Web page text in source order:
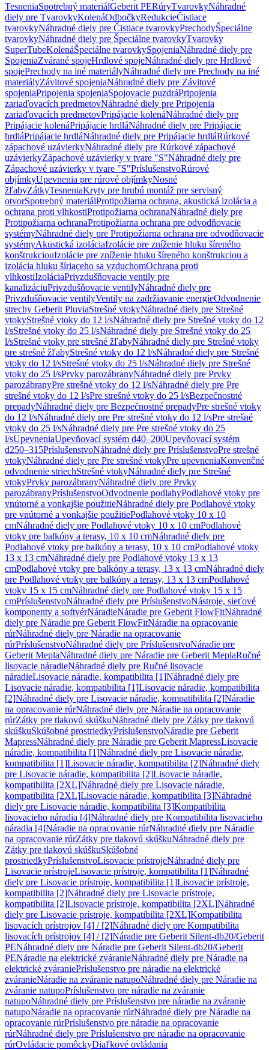
TesneniaSpotrebný materiálGeberit PERúryTvarovkyNáhradné
diely pre TvarovkyKolenáOdbočkyRedukcieČistiace
tvarovkyNáhradné diely pre Čistiace tvarovkyPrechodyŠpeciálne
tvarovkyNáhradné diely pre Špeciálne tvarovkyTvarovky
SuperTubeKolenáŠpeciálne tvarovkySpojeniaNáhradné diely pre
SpojeniaZvárané spojeHrdlové spojeNáhradné diely pre Hrdlové
spojePrechody na iné materiályNáhradné diely pre Prechody na iné
materiályZávitové spojeniaNáhradné diely pre Závitové
spojeniaPripojenia spojeniaSpojovacie puzdráPripojenia
zariaďovacích predmetovNáhradné diely pre Pripojenia
zariaďovacích predmetovPripájacie kolenáNáhradné diely pre
Pripájacie kolenáPripájacie hrdláNáhradné diely pre Pripájacie
hrdláPripájacie hrdláNáhradné diely pre Pripájacie hrdláRúrkové
zápachové uzávierkyNáhradné diely pre Rúrkové zápachové
uzávierkyZápachové uzávierky v tvare "S"Náhradné diely pre
Zápachové uzávierky v tvare "S"PríslušenstvoRúrové
objímkyUpevnenia pre rúrové objímkyNosné
žľabyZátkyTesneniaKryty pre hrubú montáž pre servisný
otvorSpotrebný materiálProtipožiarna ochrana, akustická izolácia a
ochrana proti vlhkostiProtipožiarna ochranaNáhradné diely pre
Protipožiarna ochranaProtipožiarna ochrana pre odvodňovacie
systémyNáhradné diely pre Protipožiarna ochrana pre odvodňovacie
systémyAkustická izoláciaIzolácie pre zníženie hluku šíreného
konštrukciouIzolácie pre zníženie hluku šíreného konštrukciou a
izolácia hluku šíriaceho sa vzduchomOchrana proti
vlhkostiIzoláciaPrivzdušňovacie ventily pre
kanalizáciuPrivzdušňovacie ventilyNáhradné diely pre
Privzdušňovacie ventilyVentily na zadržiavanie energieOdvodnenie
strechy Geberit PluviaStrešné vtokyNáhradné diely pre Strešné
vtokyStrešné vtoky do 12 l/sNáhradné diely pre Strešné vtoky do 12
l/sStrešné vtoky do 25 l/sNáhradné diely pre Strešné vtoky do 25
l/sStrešné vtoky pre strešné žľabyNáhradné diely pre Strešné vtoky
pre strešné žľabyStrešné vtoky do 12 l/sNáhradné diely pre Strešné
vtoky do 12 l/sStrešné vtoky do 25 l/sNáhradné diely pre Strešné
vtoky do 25 l/sPrvky parozábranyNáhradné diely pre Prvky
parozábranyPre strešné vtoky do 12 l/sNáhradné diely pre Pre
strešné vtoky do 12 l/sPre strešné vtoky do 25 l/sBezpečnostné
prepadyNáhradné diely pre Bezpečnostné prepadyPre strešné vtoky
do 12 l/sNáhradné diely pre Pre strešné vtoky do 12 l/sPre strešné
vtoky do 25 l/sNáhradné diely pre Pre strešné vtoky do 25
l/sUpevneniaUpevňovací systém d40–200Upevňovací systém
d250–315PríslušenstvoNáhradné diely pre PríslušenstvoPre strešné
vtokyNáhradné diely pre Pre strešné vtokyPre upevneniaKonvenčné
odvodnenie striechStrešné vtokyNáhradné diely pre Strešné
vtokyPrvky parozábranyNáhradné diely pre Prvky
parozábranyPríslušenstvoOdvodnenie podlahyPodlahové vtoky pre
vnútorné a vonkajšie použitieNáhradné diely pre Podlahové vtoky
pre vnútorné a vonkajšie použitiePodlahové vtoky 10 x 10
cmNáhradné diely pre Podlahové vtoky 10 x 10 cmPodlahové
vtoky pre balkóny a terasy, 10 x 10 cmNáhradné diely pre
Podlahové vtoky pre balkóny a terasy, 10 x 10 cmPodlahové vtoky
13 x 13 cmNáhradné diely pre Podlahové vtoky 13 x 13
cmPodlahové vtoky pre balkóny a terasy, 13 x 13 cmNáhradné diely
pre Podlahové vtoky pre balkóny a terasy, 13 x 13 cmPodlahové
vtoky 15 x 15 cmNáhradné diely pre Podlahové vtoky 15 x 15
cmPríslušenstvoNáhradné diely pre PríslušenstvoNástroje, sieťové
komponenty a softvérNáradieNáradie pre Geberit FlowFitNáhradné
diely pre Náradie pre Geberit FlowFitNáradie na opracovanie
rúrNáhradné diely pre Náradie na opracovanie
rúrPríslušenstvoNáhradné diely pre PríslušenstvoNáradie pre
Geberit MeplaNáhradné diely pre Náradie pre Geberit MeplaRučné
lisovacie náradieNáhradné diely pre Ručné lisovacie
náradieLisovacie náradie, kompatibilita [1]Náhradné diely pre
Lisovacie náradie, kompatibilita [1]Lisovacie náradie, kompatibilita
[2]Náhradné diely pre Lisovacie náradie, kompatibilita [2]Náradie
na opracovanie rúrNáhradné diely pre Náradie na opracovanie
rúrZátky pre tlakovú skúškuNáhradné diely pre Zátky pre tlakovú
skúškuSkúšobné prostriedkyPríslušenstvoNáradie pre Geberit
MapressNáhradné diely pre Náradie pre Geberit MapressLisovacie
náradie, kompatibilita [1]Náhradné diely pre Lisovacie náradie,
kompatibilita [1]Lisovacie náradie, kompatibilita [2]Náhradné diely
pre Lisovacie náradie, kompatibilita [2]Lisovacie náradie,
kompatibilita [2XL]Náhradné diely pre Lisovacie náradie,
kompatibilita [2XL]Lisovacie náradie, kompatibilita [3]Náhradné
diely pre Lisovacie náradie, kompatibilita [3]Kompatibilita
lisovacieho náradia [4]Náhradné diely pre Kompatibilita lisovacieho
náradia [4]Náradie na opracovanie rúrNáhradné diely pre Náradie
na opracovanie rúrZátky pre tlakovú skúškuNáhradné diely pre
Zátky pre tlakovú skúškuSkúšobné
prostriedkyPríslušenstvoLisovacie prístrojeNáhradné diely pre
Lisovacie prístrojeLisovacie prístroje, kompatibilita [1]Náhradné
diely pre Lisovacie prístroje, kompatibilita [1]Lisovacie prístroje,
kompatibilita [2]Náhradné diely pre Lisovacie prístroje,
kompatibilita [2]Lisovacie prístroje, kompatibilita [2XL]Náhradné
diely pre Lisovacie prístroje, kompatibilita [2XL]Kompatibilita
lisovacích prístrojov [4] / [2]Náhradné diely pre Kompatibilita
lisovacích prístrojov [4] / [2]Náradie pre Geberit Silent-db20/Geberit
PENáhradné diely pre Náradie pre Geberit Silent-db20/Geberit
PENáradie na elektrické zváranieNáhradné diely pre Náradie na
elektrické zváraniePríslušenstvo pre náradie na elektrické
zváranieNáradie na zváranie natupoNáhradné diely pre Náradie na
zváranie natupoPríslušenstvo pre náradie na zváranie
natupoNáhradné diely pre Príslušenstvo pre náradie na zváranie
natupoNáradie na opracovanie rúrNáhradné diely pre Náradie na
opracovanie rúrPríslušenstvo pre náradie na opracovanie
rúrNáhradné diely pre Príslušenstvo pre náradie na opracovanie
rúrOvládacie pomôckyDiaľkové ovládania